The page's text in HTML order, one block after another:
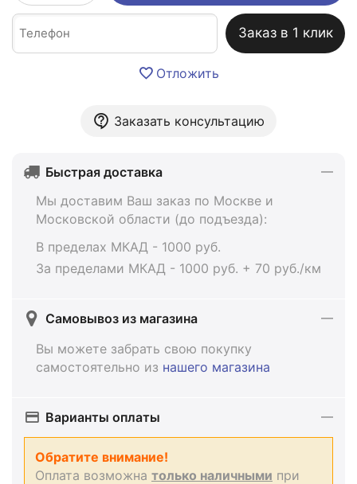
Заказ в 1 клик
Отложить
Заказать консультацию
Быстрая доставка
Мы доставим Ваш заказ по Москве и
Московской области (до подъезда):
В пределах МКАД - 1000 руб.
За пределами МКАД - 1000 руб. + 70 руб./км
Самовывоз из магазина
Вы можете забрать свою покупку
самостоятельно из нашего магазина
Варианты оплаты
Обратите внимание!
Оплата возможна только наличными при